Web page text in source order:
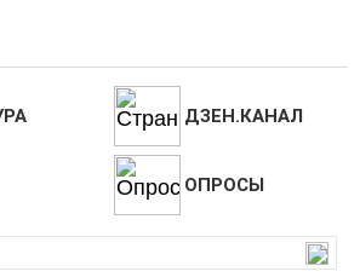
ДЗЕН.КАНАЛ
ОПРОСЫ